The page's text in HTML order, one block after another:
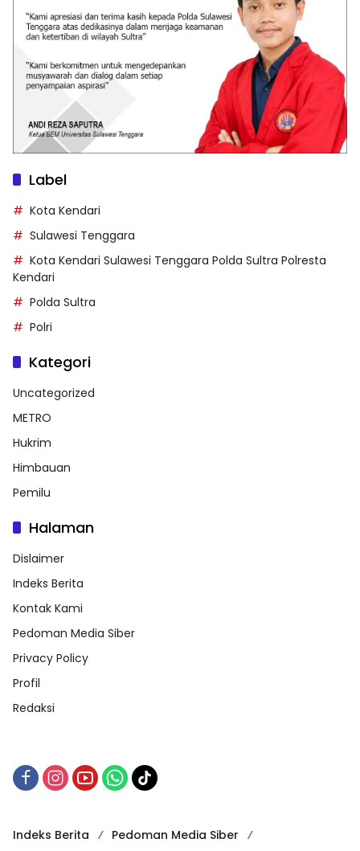
Label
Kota Kendari
Sulawesi Tenggara
Kota Kendari Sulawesi Tenggara Polda Sultra Polresta
Kendari
Polda Sultra
Polri
Kategori
Uncategorized
METRO
Hukrim
Himbauan
Pemilu
Halaman
Dislaimer
Indeks Berita
Kontak Kami
Pedoman Media Siber
Privacy Policy
Profil
Redaksi
Indeks Berita
Pedoman Media Siber